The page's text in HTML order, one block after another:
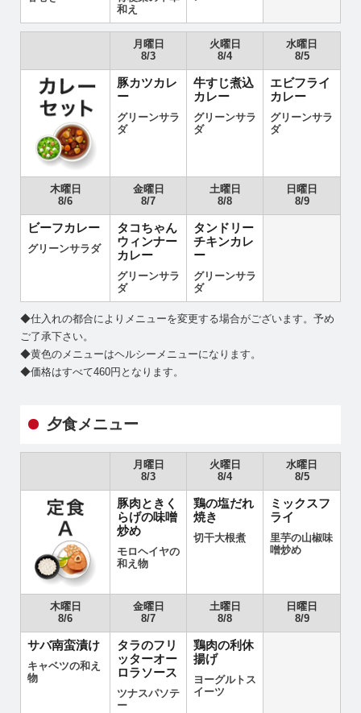
和え
月曜日
8/3
火曜日
8/4
水曜日
8/5
豚カツカレ
ー
グリーンサラ
ダ
牛すじ煮込
カレー
グリーンサラ
ダ
エビフライ
カレー
グリーンサラ
ダ
木曜日
8/6
金曜日
8/7
土曜日
8/8
日曜日
8/9
ビーフカレー
グリーンサラダ
タコちゃん
ウィンナー
カレー
グリーンサラ
ダ
タンドリー
チキンカレ
ー
グリーンサラ
ダ
◆仕入れの都合によりメニューを変更する場合がございます。予め
ご了承下さい。
◆黄色のメニューはヘルシーメニューになります。
◆価格はすべて460円となります。
夕食メニュー
月曜日
8/3
火曜日
8/4
水曜日
8/5
豚肉ときく
らげの味噌
炒め
モロヘイヤの
和え物
鶏の塩だれ
焼き
切干大根煮
ミックスフ
ライ
里芋の山椒味
噌炒め
木曜日
8/6
金曜日
8/7
土曜日
8/8
日曜日
8/9
サバ南蛮漬け
キャベツの和え
物
タラのフリ
ッターオー
ロラソース
ツナスパソテ
ー
鶏肉の利休
揚げ
ヨーグルトス
イーツ